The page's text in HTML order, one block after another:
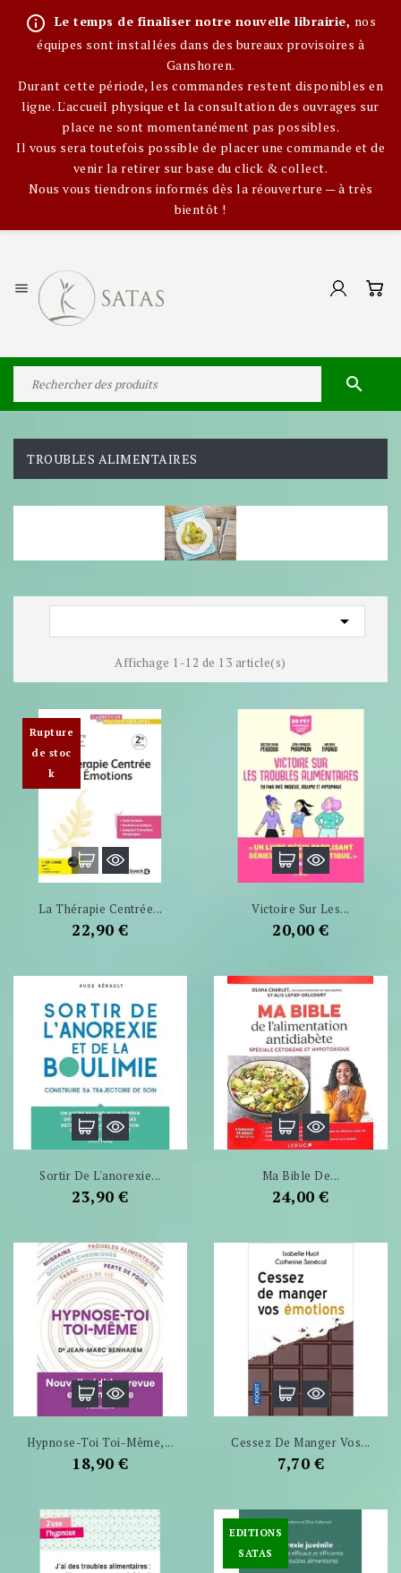
info_outline Le temps de finaliser notre nouvelle librairie, nos
équipes sont installées dans des bureaux provisoires à
Ganshoren.
Durant cette période, les commandes restent disponibles en
ligne. L'accueil physique et la consultation des ouvrages sur
place ne sont momentanément pas possibles.
Il vous sera toutefois possible de placer une commande et de
venir la retirer sur base du click & collect.
Nous vous tiendrons informés dès la réouverture — à très
bientôt !


TROUBLES ALIMENTAIRES

Affichage 1-12 de 13 article(s)
Rupture
de stoc
k
La Thérapie Centrée...
Prix
22,90 €
Victoire Sur Les...
Prix
20,00 €
Sortir De L'anorexie...
Prix
23,90 €
Ma Bible De...
Prix
24,00 €
Hypnose-Toi Toi-Même,...
Prix
18,90 €
Cessez De Manger Vos...
Prix
7,70 €
EDITIONS
SATAS